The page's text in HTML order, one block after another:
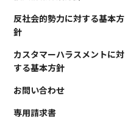
反社会的勢力に対する基本方
針
カスタマーハラスメントに対
する基本方針
お問い合わせ
専用請求書